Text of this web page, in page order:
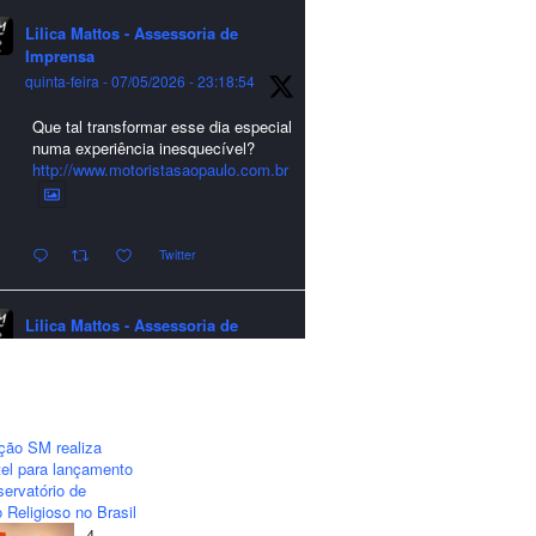
Lilica Mattos - Assessoria de
Imprensa
quinta-feira - 07/05/2026 - 23:18:54
Que tal transformar esse dia especial
numa experiência inesquecível?
http://www.motoristasaopaulo.com.br
Twitter
Lilica Mattos - Assessoria de
excelente Natal e um 2026 repleto de
conquistas e realizações para todos
clientes, jornalistas e amigos que
sempre nos acompanham!🎄✨🥂❤️
SM realiza
para lançamento
de
Religioso no Brasil